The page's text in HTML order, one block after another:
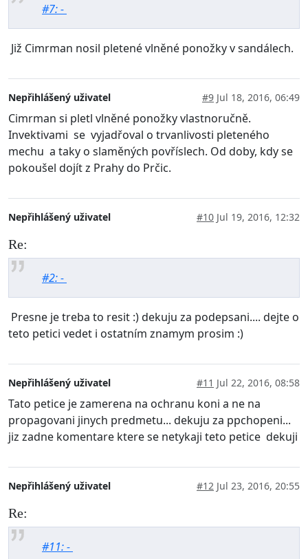
#7: -
Již Cimrman nosil pletené vlněné ponožky v sandálech.
Nepřihlášený uživatel #9 Jul 18, 2016, 06:49
Cimrman si pletl vlněné ponožky vlastnoručně.
Invektivami se vyjadřoval o trvanlivosti pleteného
mechu a taky o slaměných povříslech. Od doby, kdy se
pokoušel dojít z Prahy do Prčic.
Nepřihlášený uživatel #10 Jul 19, 2016, 12:32
Re:
#2: -
Presne je treba to resit :) dekuju za podepsani.... dejte o
teto petici vedet i ostatním znamym prosim :)
Nepřihlášený uživatel #11 Jul 22, 2016, 08:58
Tato petice je zamerena na ochranu koni a ne na
propagovani jinych predmetu... dekuju za ppchopeni...
jiz zadne komentare ktere se netykaji teto petice dekuji
Nepřihlášený uživatel #12 Jul 23, 2016, 20:55
Re:
#11: -